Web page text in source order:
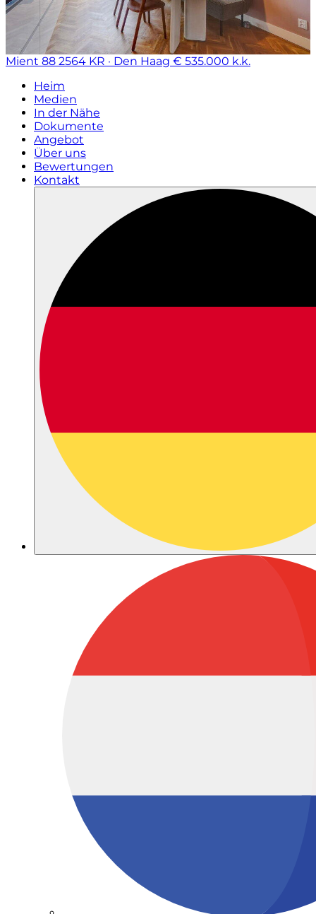
Mient 88 2564 KR · Den Haag € 535.000 k.k.
Heim
Medien
In der Nähe
Dokumente
Angebot
Über uns
Bewertungen
Kontakt